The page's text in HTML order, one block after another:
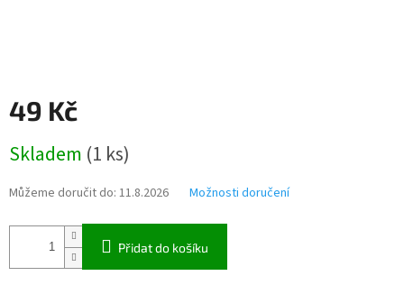
49 Kč
cena:
Skladem (1 ks)
Můžeme doručit do: 11.8.2026 Možnosti doručení
Přidat do košíku